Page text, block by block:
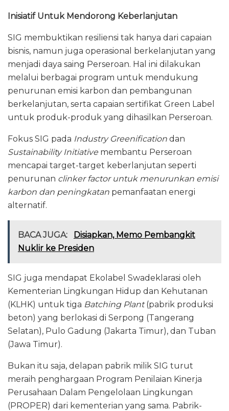
Inisiatif Untuk Mendorong Keberlanjutan
SIG membuktikan resiliensi tak hanya dari capaian
bisnis, namun juga operasional berkelanjutan yang
menjadi daya saing Perseroan. Hal ini dilakukan
melalui berbagai program untuk mendukung
penurunan emisi karbon dan pembangunan
berkelanjutan, serta capaian sertifikat Green Label
untuk produk-produk yang dihasilkan Perseroan.
Fokus SIG pada Industry Greenification dan
Sustainability Initiative membantu Perseroan
mencapai target-target keberlanjutan seperti
penurunan clinker factor untuk menurunkan emisi
karbon dan peningkatan pemanfaatan energi
alternatif.
BACA JUGA:
Disiapkan, Memo Pembangkit
Nuklir ke Presiden
SIG juga mendapat Ekolabel Swadeklarasi oleh
Kementerian Lingkungan Hidup dan Kehutanan
(KLHK) untuk tiga Batching Plant(pabrik produksi
beton) yang berlokasi di Serpong (Tangerang
Selatan), Pulo Gadung (Jakarta Timur), dan Tuban
(Jawa Timur).
Bukan itu saja, delapan pabrik milik SIG turut
meraih penghargaan Program Penilaian Kinerja
Perusahaan Dalam Pengelolaan Lingkungan
(PROPER) dari kementerian yang sama. Pabrik-